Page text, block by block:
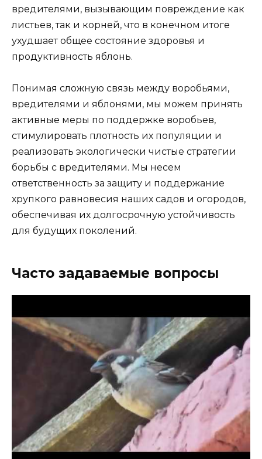
вредителями, вызывающим повреждение как
листьев, так и корней, что в конечном итоге
ухудшает общее состояние здоровья и
продуктивность яблонь.
Понимая сложную связь между воробьями,
вредителями и яблонями, мы можем принять
активные меры по поддержке воробьев,
стимулировать плотность их популяции и
реализовать экологически чистые стратегии
борьбы с вредителями. Мы несем
ответственность за защиту и поддержание
хрупкого равновесия наших садов и огородов,
обеспечивая их долгосрочную устойчивость
для будущих поколений.
Часто задаваемые вопросы